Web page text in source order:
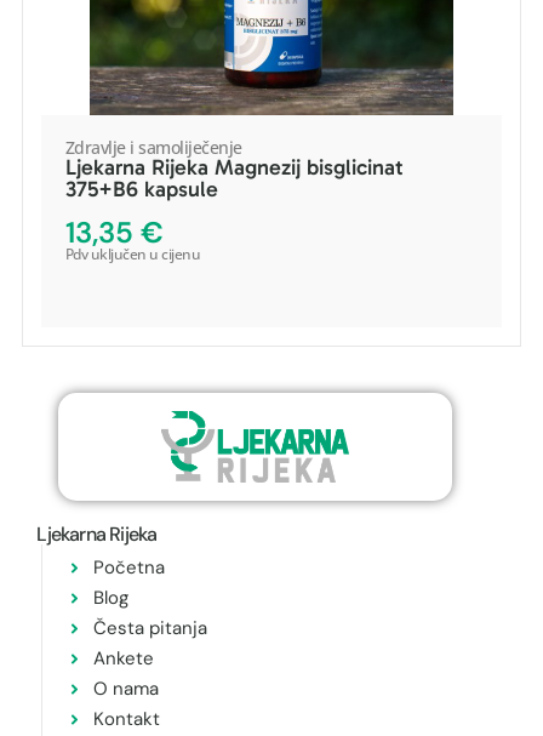
POGLEDAJ PROIZVOD
-
Zdravlje i samoliječenje
Ljekarna Rijeka Magnezij bisglicinat
375+B6 kapsule
13,35 €
Pdv uključen u cijenu
Ljekarna Rijeka
Početna
Blog
Česta pitanja
Ankete
O nama
Kontakt